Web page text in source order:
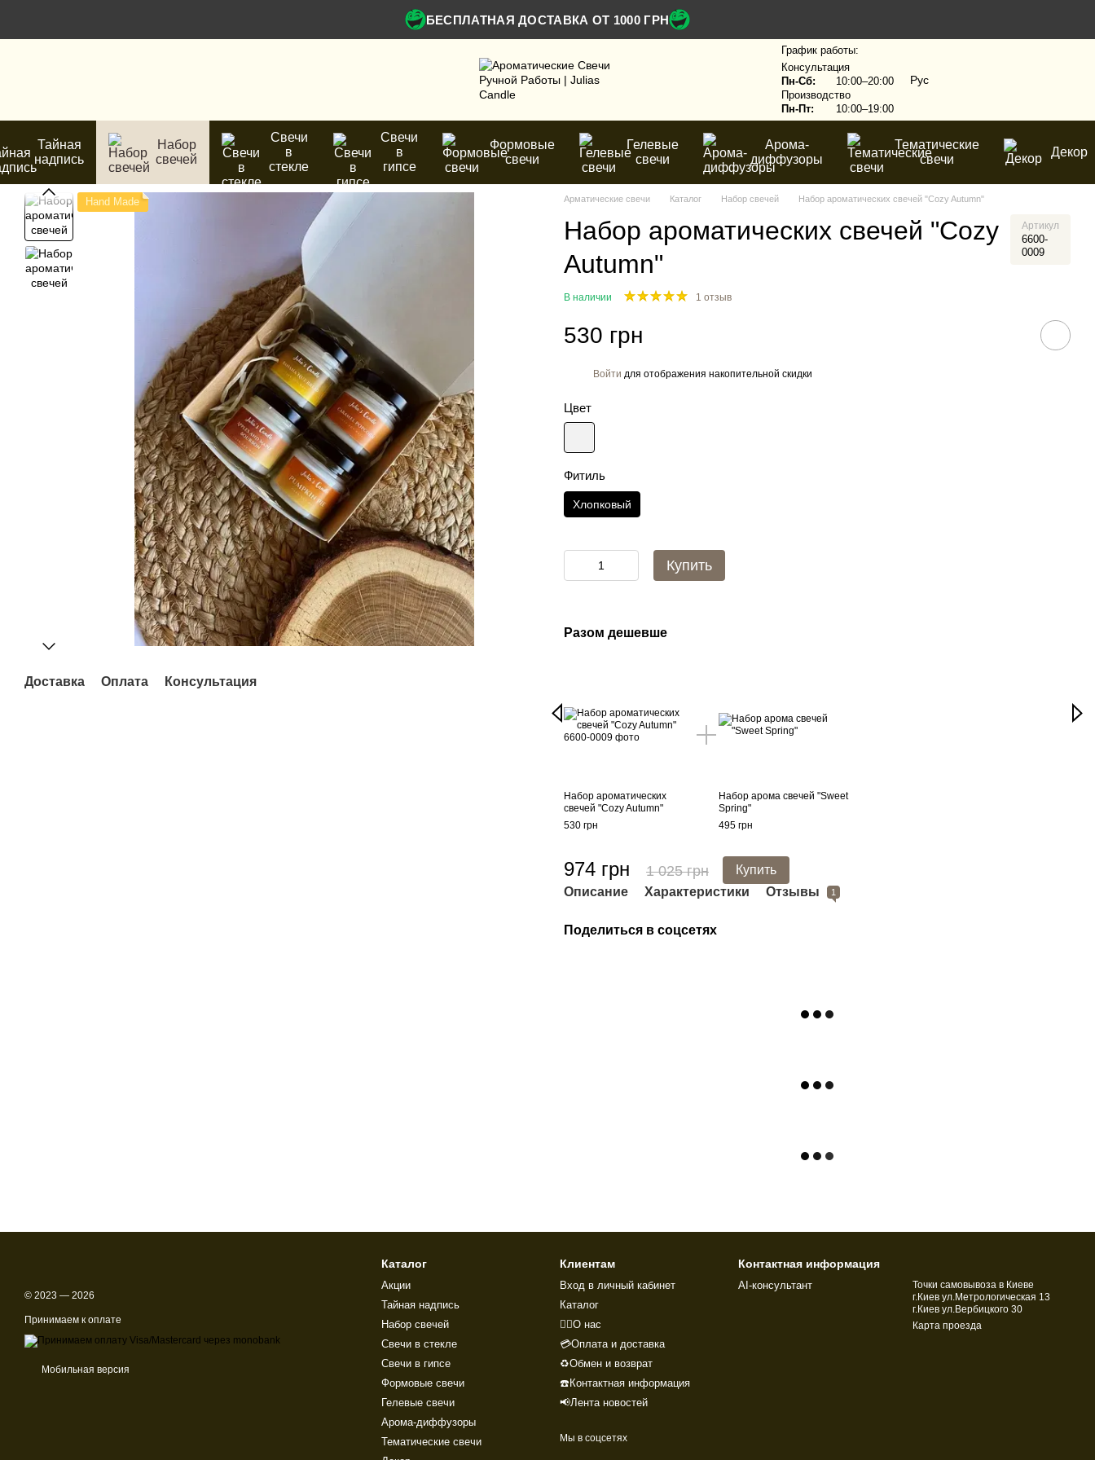
БЕСПЛАТНАЯ ДОСТАВКА ОТ 1000 ГРН
График работы:
Консультация
Пн-Сб:
10:00–20:00
Производство
Пн-Пт:
10:00–19:00
Рус
Тайная
надпись
Набор
свечей
Свечи
в
стекле
Свечи
в
гипсе
Формовые
свечи
Гелевые
свечи
Арома-
диффузоры
Тематические
свечи
Декор
Hand Made
Доставка Оплата Консультация
Арматические свечи Каталог Набор свечей Набор ароматических свечей "Cozy Autumn"
Набор ароматических свечей "Cozy
Autumn"
Артикул
6600-
0009
В наличии 1 отзыв
530 грн
Войти для отображения накопительной скидки
Цвет
Фитиль
Хлопковый
Купить
Разом дешевше
Набор ароматических
свечей "Cozy Autumn"
530 грн
Набор арома свечей "Sweet
Spring"
495 грн
974 грн 1 025 грн Купить
Описание Характеристики Отзывы 1
Поделиться в соцсетях
© 2023 — 2026
Принимаем к оплате
Мобильная версия
Каталог
Акции
Тайная надпись
Набор свечей
Свечи в стекле
Свечи в гипсе
Формовые свечи
Гелевые свечи
Арома-диффузоры
Тематические свечи
Клиентам
Вход в личный кабинет
Каталог
🙋‍♂️О нас
💳Оплата и доставка
♻️Обмен и возврат
☎️Контактная информация
📢Лента новостей
Мы в соцсетях
Контактная информация
AI-консультант
Точки самовывоза в Киеве
г.Киев ул.Метрологическая 13
г.Киев ул.Вербицкого 30
Карта проезда